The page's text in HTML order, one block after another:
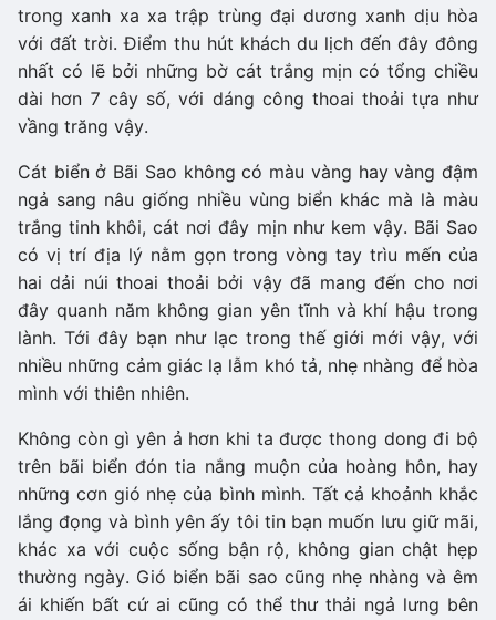
trong xanh xa xa trập trùng đại dương xanh dịu hòa
với đất trời. Điểm thu hút khách du lịch đến đây đông
nhất có lẽ bởi những bờ cát trắng mịn có tổng chiều
dài hơn 7 cây số, với dáng công thoai thoải tựa như
vầng trăng vậy.
Cát biển ở Bãi Sao không có màu vàng hay vàng đậm
ngả sang nâu giống nhiều vùng biển khác mà là màu
trắng tinh khôi, cát nơi đây mịn như kem vậy. Bãi Sao
có vị trí địa lý nằm gọn trong vòng tay trìu mến của
hai dải núi thoai thoải bởi vậy đã mang đến cho nơi
đây quanh năm không gian yên tĩnh và khí hậu trong
lành. Tới đây bạn như lạc trong thế giới mới vậy, với
nhiều những cảm giác lạ lẫm khó tả, nhẹ nhàng để hòa
mình với thiên nhiên.
Không còn gì yên ả hơn khi ta được thong dong đi bộ
trên bãi biển đón tia nắng muộn của hoàng hôn, hay
những cơn gió nhẹ của bình mình. Tất cả khoảnh khắc
lắng đọng và bình yên ấy tôi tin bạn muốn lưu giữ mãi,
khác xa với cuộc sống bận rộ, không gian chật hẹp
thường ngày. Gió biển bãi sao cũng nhẹ nhàng và êm
ái khiến bất cứ ai cũng có thể thư thải ngả lưng bên